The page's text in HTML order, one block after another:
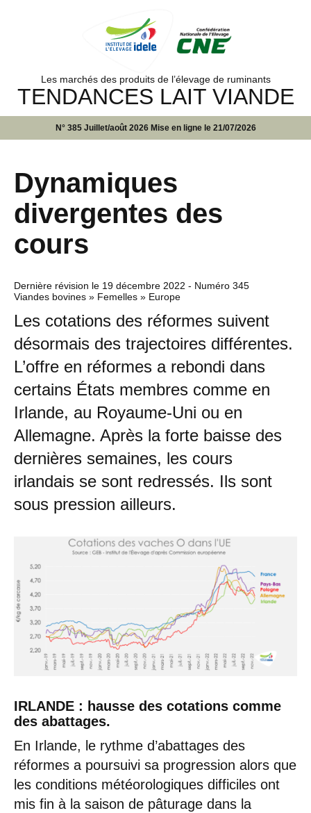
Les marchés des produits de l’élevage de ruminants
TENDANCES LAIT VIANDE
N° 385 Juillet/août 2026 Mise en ligne le 21/07/2026
Dynamiques
divergentes des
cours
Dernière révision le 19 décembre 2022 - Numéro 345
Viandes bovines » Femelles » Europe
Les cotations des réformes suivent
désormais des trajectoires différentes.
L’offre en réformes a rebondi dans
certains États membres comme en
Irlande, au Royaume-Uni ou en
Allemagne. Après la forte baisse des
dernières semaines, les cours
irlandais se sont redressés. Ils sont
sous pression ailleurs.
IRLANDE : hausse des cotations comme
des abattages.
En Irlande, le rythme d’abattages des
réformes a poursuivi sa progression alors que
les conditions météorologiques difficiles ont
mis fin à la saison de pâturage dans la